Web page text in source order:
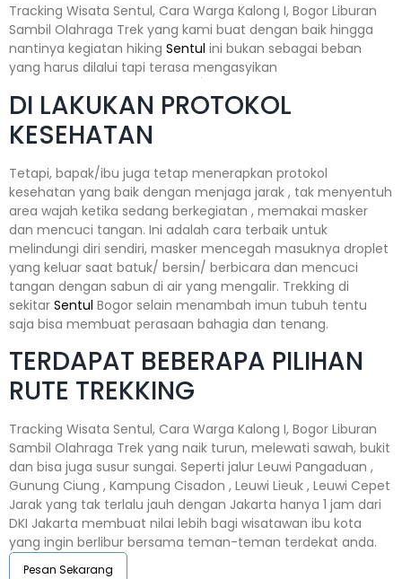
Tracking Wisata Sentul, Cara Warga Kalong I, Bogor Liburan
Sambil Olahraga Trek yang kami buat dengan baik hingga
nantinya kegiatan hiking Sentul ini bukan sebagai beban
yang harus dilalui tapi terasa mengasyikan
DI LAKUKAN PROTOKOL
KESEHATAN
Tetapi, bapak/ibu juga tetap menerapkan protokol
kesehatan yang baik dengan menjaga jarak , tak menyentuh
area wajah ketika sedang berkegiatan , memakai masker
dan mencuci tangan. Ini adalah cara terbaik untuk
melindungi diri sendiri, masker mencegah masuknya droplet
yang keluar saat batuk/ bersin/ berbicara dan mencuci
tangan dengan sabun di air yang mengalir. Trekking di
sekitar Sentul Bogor selain menambah imun tubuh tentu
saja bisa membuat perasaan bahagia dan tenang.
TERDAPAT BEBERAPA PILIHAN
RUTE TREKKING
Tracking Wisata Sentul, Cara Warga Kalong I, Bogor Liburan
Sambil Olahraga Trek yang naik turun, melewati sawah, bukit
dan bisa juga susur sungai. Seperti jalur Leuwi Pangaduan ,
Gunung Ciung , Kampung Cisadon , Leuwi Lieuk , Leuwi Cepet
Jarak yang tak terlalu jauh dengan Jakarta hanya 1 jam dari
DKI Jakarta membuat nilai lebih bagi wisatawan ibu kota
yang ingin berlibur bersama teman-teman terdekat anda.
Pesan Sekarang